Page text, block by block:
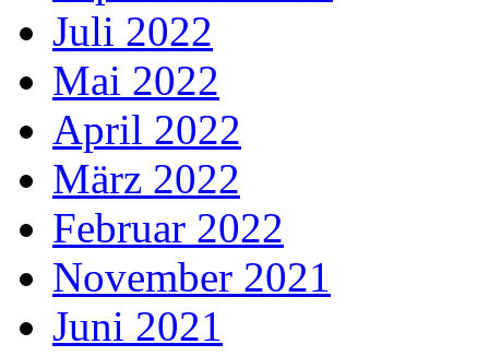
Juli 2022
Mai 2022
April 2022
März 2022
Februar 2022
November 2021
Juni 2021